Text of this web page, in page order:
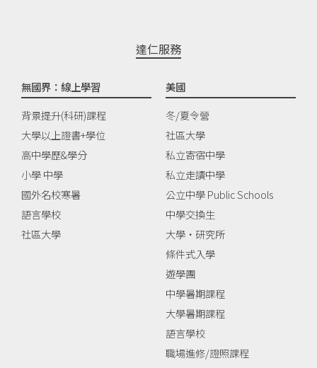
達仁服務
無國界：線上學習
背景提升(科研)課程
大學以上證書+學位
高中學歷&學分
小學 中學
國外名校寒暑
語言學校
社區大學
美國
冬/夏令營
社區大學
私立寄宿中學
私立走讀中學
公立中學 Public Schools
中學交換生
大學‧研究所
條件式入學
遊學團
中學暑期課程
大學暑期課程
語言學校
職場進修/證照課程